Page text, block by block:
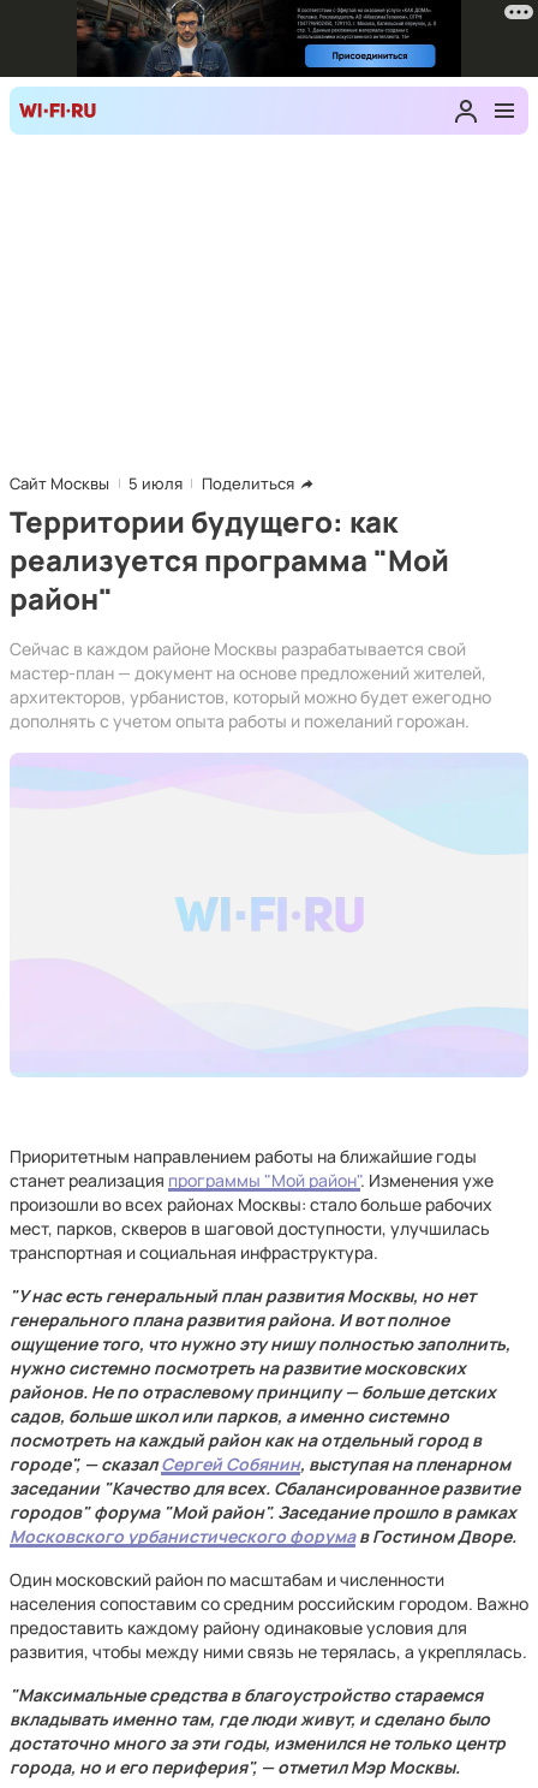
Сайт Москвы 5 июля Поделиться
Территории будущего: как
реализуется программа "Мой
район"
Сейчас в каждом районе Москвы разрабатывается свой
мастер-план — документ на основе предложений жителей,
архитекторов, урбанистов, который можно будет ежегодно
дополнять с учетом опыта работы и пожеланий горожан.
Приоритетным направлением работы на ближайшие годы
станет реализация программы "Мой район". Изменения уже
произошли во всех районах Москвы: стало больше рабочих
мест, парков, скверов в шаговой доступности, улучшилась
транспортная и социальная инфраструктура.
"У нас есть генеральный план развития Москвы, но нет
генерального плана развития района. И вот полное
ощущение того, что нужно эту нишу полностью заполнить,
нужно системно посмотреть на развитие московских
районов. Не по отраслевому принципу — больше детских
садов, больше школ или парков, а именно системно
посмотреть на каждый район как на отдельный город в
городе", — сказалСергей Собянин, выступая на пленарном
заседании "Качество для всех. Сбалансированное развитие
городов" форума "Мой район". Заседание прошло в рамках
Московского урбанистического форумав Гостином Дворе.
Один московский район по масштабам и численности
населения сопоставим со средним российским городом. Важно
предоставить каждому району одинаковые условия для
развития, чтобы между ними связь не терялась, а укреплялась.
"Максимальные средства в благоустройство стараемся
вкладывать именно там, где люди живут, и сделано было
достаточно много за эти годы, изменился не только центр
города, но и его периферия", — отметил Мэр Москвы.